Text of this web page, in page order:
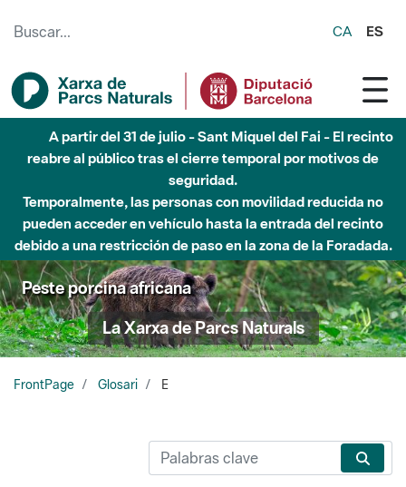
CA ES
A partir del 31 de julio - Sant Miquel del Fai - El recinto
reabre al público tras el cierre temporal por motivos de
seguridad.
Temporalmente, las personas con movilidad reducida no
pueden acceder en vehículo hasta la entrada del recinto
debido a una restricción de paso en la zona de la Foradada.
Peste porcina africana
La Xarxa de Parcs Naturals
FrontPage Glosari E